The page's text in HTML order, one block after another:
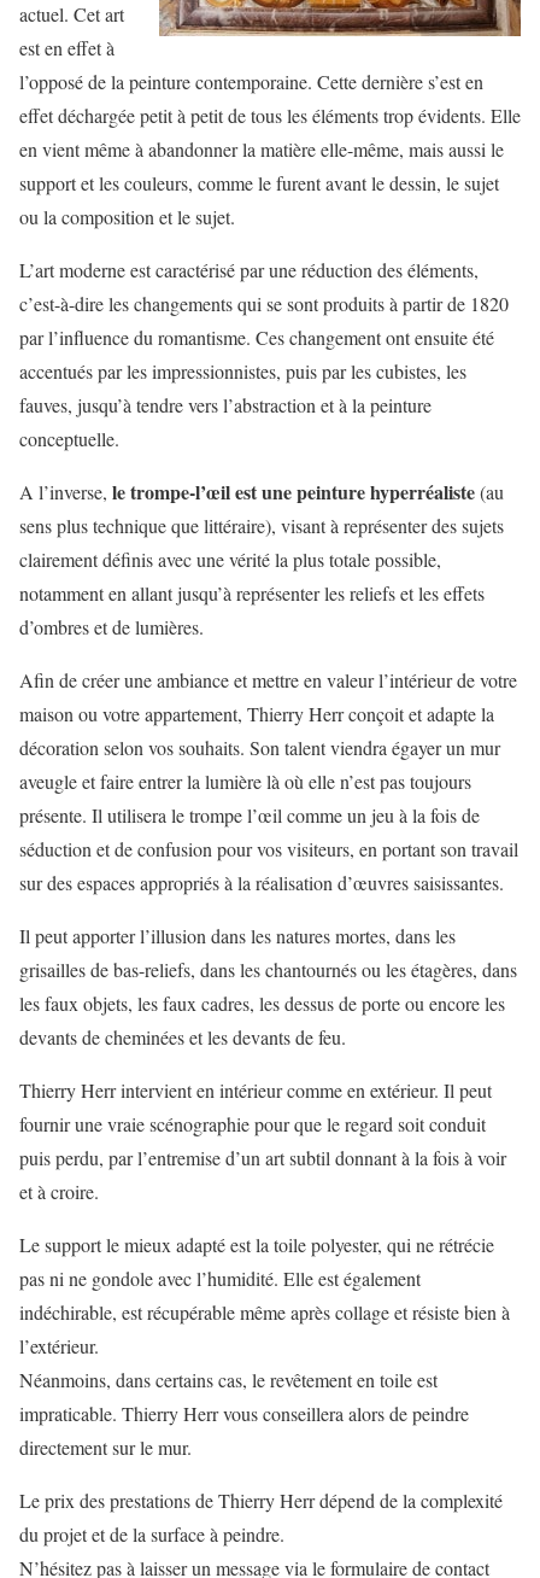
actuel. Cet art
est en effet à
l’opposé de la peinture contemporaine. Cette dernière s’est en
effet déchargée petit à petit de tous les éléments trop évidents. Elle
en vient même à abandonner la matière elle-même, mais aussi le
support et les couleurs, comme le furent avant le dessin, le sujet
ou la composition et le sujet.
L’art moderne est caractérisé par une réduction des éléments,
c’est-à-dire les changements qui se sont produits à partir de 1820
par l’influence du romantisme. Ces changement ont ensuite été
accentués par les impressionnistes, puis par les cubistes, les
fauves, jusqu’à tendre vers l’abstraction et à la peinture
conceptuelle.
A l’inverse, le trompe-l’œil est une peinture hyperréaliste(au
sens plus technique que littéraire), visant à représenter des sujets
clairement définis avec une vérité la plus totale possible,
notamment en allant jusqu’à représenter les reliefs et les effets
d’ombres et de lumières.
Afin de créer une ambiance et mettre en valeur l’intérieur de votre
maison ou votre appartement, Thierry Herr conçoit et adapte la
décoration selon vos souhaits. Son talent viendra égayer un mur
aveugle et faire entrer la lumière là où elle n’est pas toujours
présente. Il utilisera le trompe l’œil comme un jeu à la fois de
séduction et de confusion pour vos visiteurs, en portant son travail
sur des espaces appropriés à la réalisation d’œuvres saisissantes.
Il peut apporter l’illusion dans les natures mortes, dans les
grisailles de bas-reliefs, dans les chantournés ou les étagères, dans
les faux objets, les faux cadres, les dessus de porte ou encore les
devants de cheminées et les devants de feu.
Thierry Herr intervient en intérieur comme en extérieur. Il peut
fournir une vraie scénographie pour que le regard soit conduit
puis perdu, par l’entremise d’un art subtil donnant à la fois à voir
et à croire.
Le support le mieux adapté est la toile polyester, qui ne rétrécie
pas ni ne gondole avec l’humidité. Elle est également
indéchirable, est récupérable même après collage et résiste bien à
l’extérieur.
Néanmoins, dans certains cas, le revêtement en toile est
impraticable. Thierry Herr vous conseillera alors de peindre
directement sur le mur.
Le prix des prestations de Thierry Herr dépend de la complexité
du projet et de la surface à peindre.
N’hésitez pas à laisser un message via le formulaire de contact